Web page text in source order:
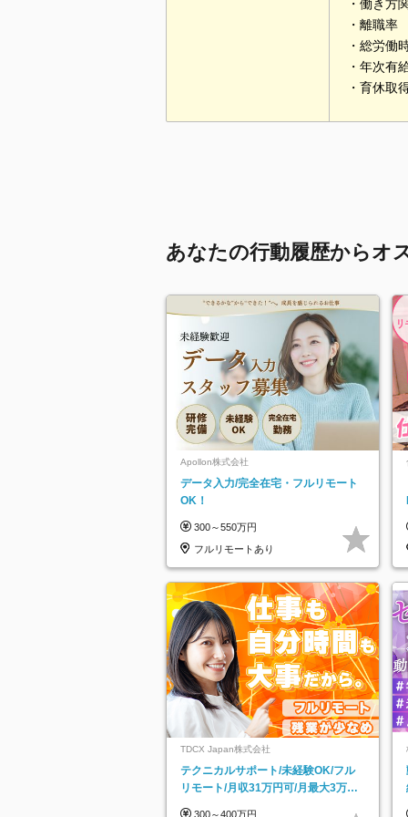
・働き方
・離職
・総労働
・年次
・育休取
あなたの行動履歴からオ
Apollon株式会社
データ入力/完全在宅・フルリモート
OK！
300～550万円
フルリモートあり
TDCX Japan株式会社
テクニカルサポート/未経験OK/フル
リモート/月収31万円可/月最大3万の
300～400万円